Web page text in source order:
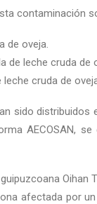
contaminación
de oveja.
de leche cruda de
cruda de
sido distribuidos
AECOSAN,
Oihan
afectada por